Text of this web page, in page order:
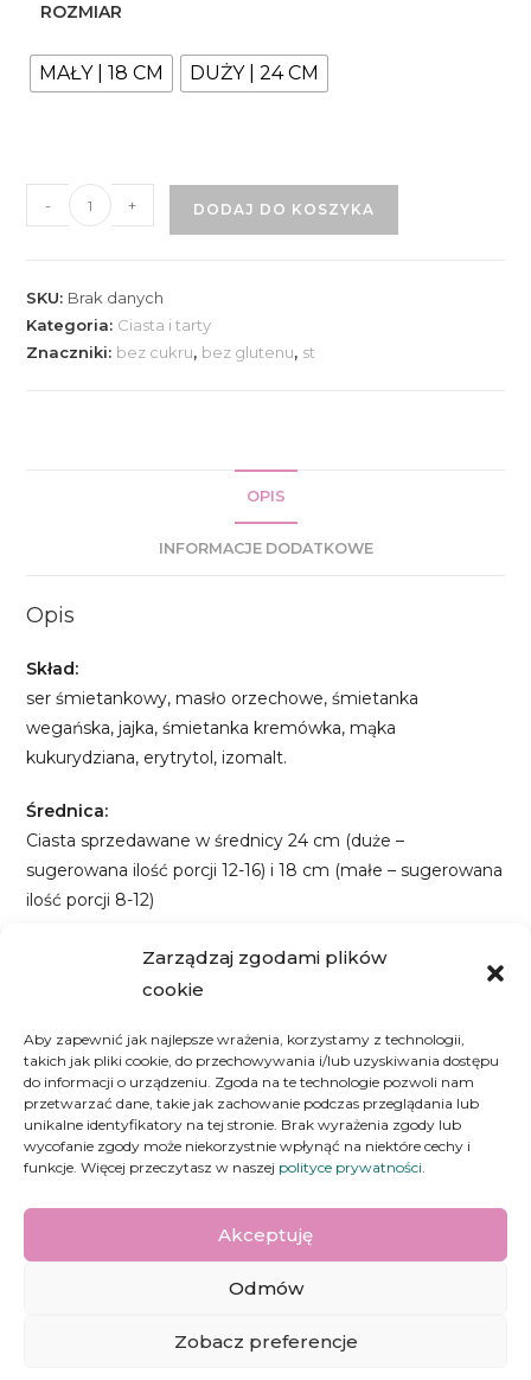
Zarządzaj zgodami plików
cookie
Aby zapewnić jak najlepsze wrażenia, korzystamy z technologii,
takich jak pliki cookie, do przechowywania i/lub uzyskiwania dostępu
do informacji o urządzeniu. Zgoda na te technologie pozwoli nam
przetwarzać dane, takie jak zachowanie podczas przeglądania lub
unikalne identyfikatory na tej stronie. Brak wyrażenia zgody lub
wycofanie zgody może niekorzystnie wpłynąć na niektóre cechy i
funkcje. Więcej przeczytasz w naszej polityce prywatności.
Akceptuję
Odmów
Zobacz preferencje
ROZMIAR
MAŁY | 18 CM DUŻY | 24 CM
Sernik
słonym
karmelem
- + DODAJ DO KOSZYKA
SKU: Brak danych
Kategoria: Ciasta i tarty
Znaczniki: bez cukru, bez glutenu, st
OPIS
INFORMACJE DODATKOWE
Opis
Skład:
ser śmietankowy, masło orzechowe, śmietanka
wegańska, jajka, śmietanka kremówka, mąka
kukurydziana, erytrytol, izomalt.
Średnica:
Ciasta sprzedawane w średnicy 24 cm (duże –
sugerowana ilość porcji 12-16) i 18 cm (małe – sugerowana
ilość porcji 8-12)
Wartości odżywcze (sugerowana porcja):
ok. 505 kcal | Białko: 8,5 g | Węglowodany: 21 g | Tłuszcze:
Informacja o alergenach – Produkt może zawierać
gluten, jaja, orzeszki ziemne, orzechy, soja, mleko, sezam,
kakao.